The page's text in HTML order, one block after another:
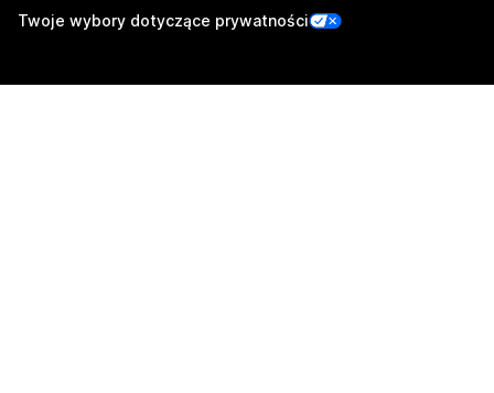
Twoje wybory dotyczące prywatności